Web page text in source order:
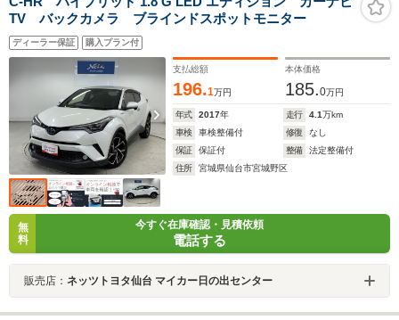
TV バックカメラ ブラインドスポットモニター
ディーラー保証 購入プラン付
支払総額
196.1万円
本体価格
185.0万円
年式 2017年 走行 4.1万km
車検
車検整備付 修復
なし
保証
保証付 整備
法定整備付
住所
宮城県仙台市宮城野区
無
料
今すぐ在庫確認・見積依頼
電話する
販売店： ネッツトヨタ仙台 マイカー日の出センター